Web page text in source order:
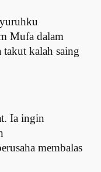
Mufa dalam
kalah saing
Ia ingin
membalas